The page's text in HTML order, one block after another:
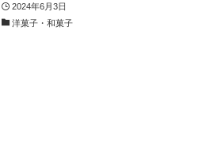
2024年6月3日
洋菓子・和菓子